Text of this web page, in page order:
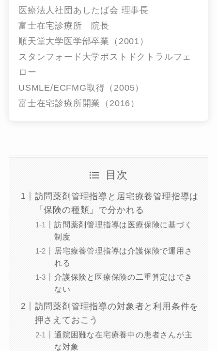
医療法人社団あしたば会 理事長
富士在宅診療所 院長
順天堂大学医学部卒業（2001）
スタンフォード大学ポストドクトラルフェ
ロー
USMLE/ECFMG取得（2005）
富士在宅診療所開業（2016）
目次
訪問薬剤管理指導と居宅療養管理指導は
「保険の種類」で分かれる
訪問薬剤管理指導は医療保険に基づく
制度
居宅療養管理指導は介護保険で運用さ
れる
介護保険と医療保険の二重算定はでき
ない
訪問薬剤管理指導の対象者と利用条件を
押さえておこう
通院困難な在宅療養中の患者さんが主
な対象